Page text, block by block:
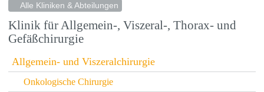
Alle Kliniken & Abteilungen
Klinik für Allgemein-, Viszeral-, Thorax- und
Gefäßchirurgie
Allgemein- und Viszeralchirurgie
Onkologische Chirurgie